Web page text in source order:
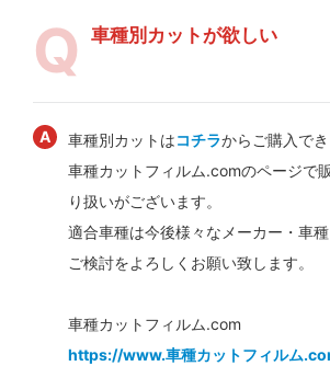
車種別カットが欲しい
車種別カットはコチラからご購入でき
車種カットフィルム.comのページで
り扱いがございます。
適合車種は今後様々なメーカー・車種
ご検討をよろしくお願い致します。
車種カットフィルム.com
https://www.車種カットフィルム